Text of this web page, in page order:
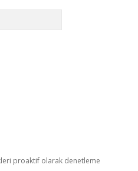
proaktif olarak denetleme